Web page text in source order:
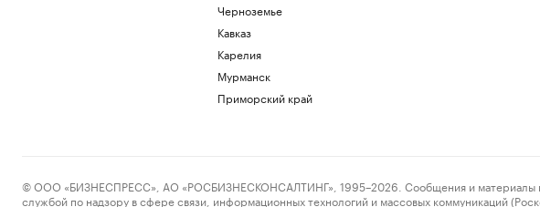
Черноземье
Кавказ
Карелия
Мурманск
Приморский край
© ООО «БИЗНЕСПРЕСС», АО «РОСБИЗНЕСКОНСАЛТИНГ», 1995–2026. Сообщения и материалы
службой по надзору в сфере связи, информационных технологий и массовых коммуникаций